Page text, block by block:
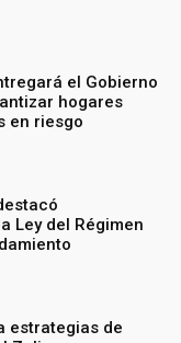
el Gobierno
hogares
en riesgo
Ley del Régimen
estrategias de